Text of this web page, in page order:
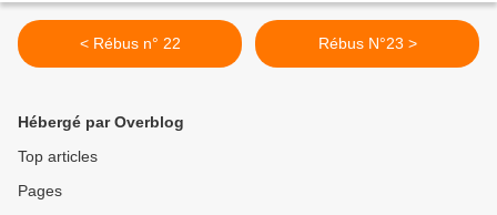
< Rébus n° 22 Rébus N°23 >
Hébergé par Overblog
Top articles
Pages